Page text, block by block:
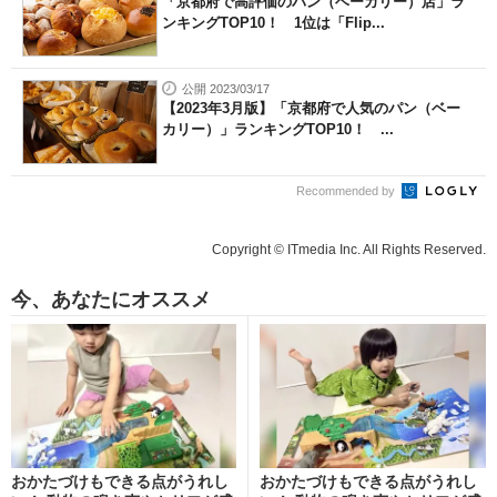
ンキングTOP10！ 1位は「Flip...
公開 2023/03/17
【2023年3月版】「京都府で人気のパン（ベー
カリー）」ランキングTOP10！ ...
Recommended by
Copyright © ITmedia Inc. All Rights Reserved.
今、あなたにオススメ
おかたづけもできる点がうれし
おかたづけもできる点がうれし